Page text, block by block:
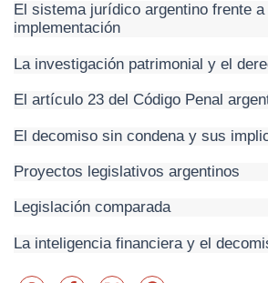
El sistema jurídico argentino frente a
implementación
La investigación patrimonial y el
El artículo 23 del Código Penal
El decomiso sin condena y sus
Proyectos legislativos argentinos
Legislación comparada
La inteligencia financiera y el